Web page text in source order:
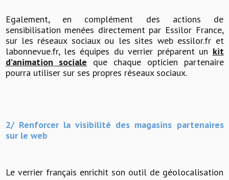
Egalement, en complément des actions de
sensibilisation menées directement par Essilor France,
sur les réseaux sociaux ou les sites web essilor.fr et
labonnevue.fr, les équipes du verrier préparent un kit
d’animation sociale que chaque opticien partenaire
pourra utiliser sur ses propres réseaux sociaux.
2/ Renforcer la visibilité des magasins partenaires
sur le web
Le verrier français enrichit son outil de géolocalisation